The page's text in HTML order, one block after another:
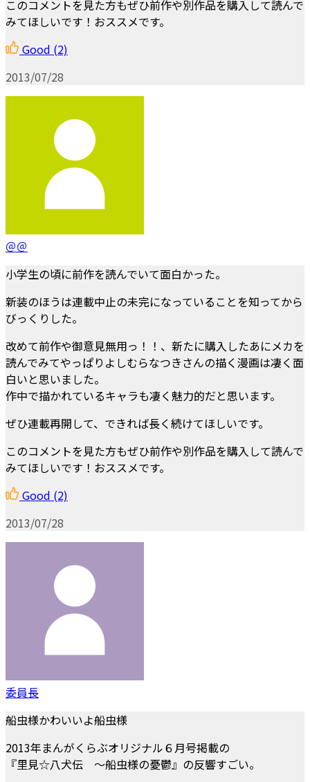
このコメントを見た方もぜひ前作や別作品を購入して読んで
みてほしいです！おススメです。
Good (2)
2013/07/28
＠＠
小学生の頃に前作を読んでいて面白かった。
新装のほうは連載中止の未完になっていることを知ってから
びっくりした。
改めて前作や御意見無用っ！！、新たに購入したあにメカを
読んでみてやっぱりよしむらなつきさんの描く漫画は凄く面
白いと思いました。
作中で描かれているキャラも凄く魅力的だと思います。
ぜひ連載再開して、できれば長く続けてほしいです。
このコメントを見た方もぜひ前作や別作品を購入して読んで
みてほしいです！おススメです。
Good (2)
2013/07/28
委員長
船虫様かわいいよ船虫様
2013年まんがくらぶオリジナル６月号掲載の
『里見☆八犬伝 ～船虫様の憂鬱』の反響すごい。